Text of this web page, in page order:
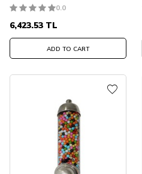
0.0
6,423.53 TL
ADD TO CART